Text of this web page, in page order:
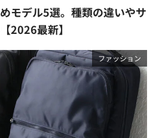
モデル5選。種類の違いやサ
2026最新】
ファッション